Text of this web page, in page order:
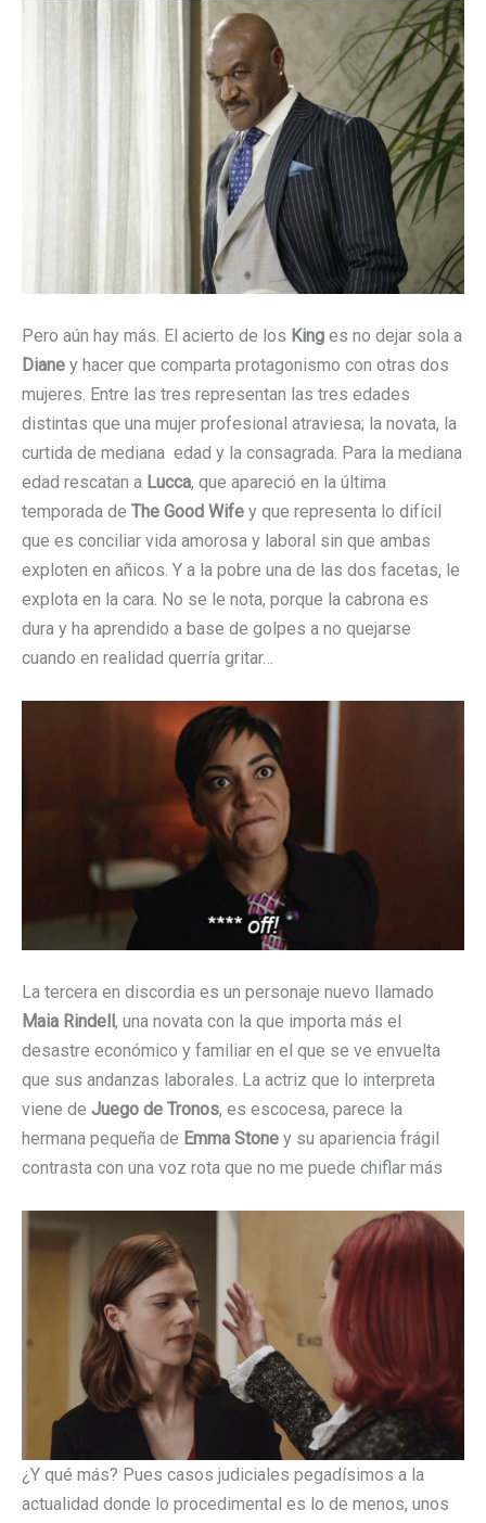
Pero aún hay más. El acierto de los King es no dejar sola a
Diane y hacer que comparta protagonismo con otras dos
mujeres. Entre las tres representan las tres edades
distintas que una mujer profesional atraviesa; la novata, la
curtida de mediana edad y la consagrada. Para la mediana
edad rescatan a Lucca, que apareció en la última
temporada de The Good Wife y que representa lo difícil
que es conciliar vida amorosa y laboral sin que ambas
exploten en añicos. Y a la pobre una de las dos facetas, le
explota en la cara. No se le nota, porque la cabrona es
dura y ha aprendido a base de golpes a no quejarse
cuando en realidad querría gritar…
La tercera en discordia es un personaje nuevo llamado
Maia Rindell , una novata con la que importa más el
desastre económico y familiar en el que se ve envuelta
que sus andanzas laborales. La actriz que lo interpreta
viene de Juego de Tronos, es escocesa, parece la
hermana pequeña de Emma Stone y su apariencia frágil
contrasta con una voz rota que no me puede chiflar más
¿Y qué más? Pues casos judiciales pegadísimos a la
actualidad donde lo procedimental es lo de menos, unos